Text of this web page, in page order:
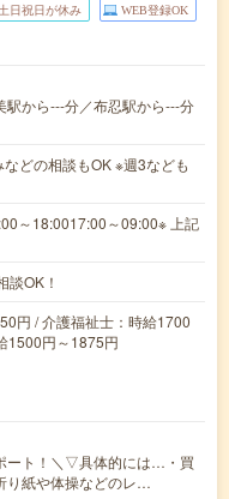
土日祝日が休み WEB登録OK
から---分／布忍駅から---分
どの相談もOK ※週3なども
～18:0017:00～09:00※ 上記
OK！
円 / 介護福祉士：時給1700
1500円～1875円
ート！＼▽具体的には…・買
り紙や体操などのレ…